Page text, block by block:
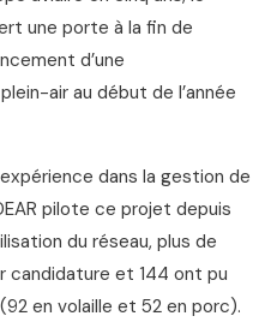
une porte à la fin de
d’une
air au début de l’année
dans la gestion de
pilote ce projet depuis
du réseau, plus de
candidature et 144 ont pu
en volaille et 52 en porc).